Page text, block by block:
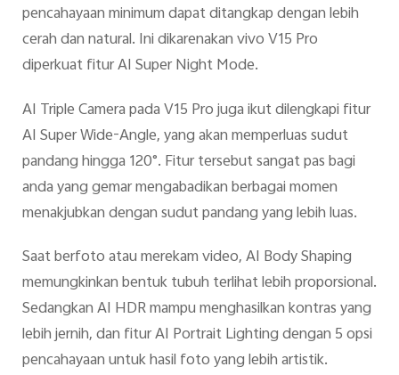
pencahayaan minimum dapat ditangkap dengan lebih
cerah dan natural. Ini dikarenakan vivo V15 Pro
diperkuat fitur AI Super Night Mode.
AI Triple Camera pada V15 Pro juga ikut dilengkapi fitur
AI Super Wide-Angle, yang akan memperluas sudut
pandang hingga 120°. Fitur tersebut sangat pas bagi
anda yang gemar mengabadikan berbagai momen
menakjubkan dengan sudut pandang yang lebih luas.
Saat berfoto atau merekam video, AI Body Shaping
memungkinkan bentuk tubuh terlihat lebih proporsional.
Sedangkan AI HDR mampu menghasilkan kontras yang
lebih jernih, dan fitur AI Portrait Lighting dengan 5 opsi
pencahayaan untuk hasil foto yang lebih artistik.